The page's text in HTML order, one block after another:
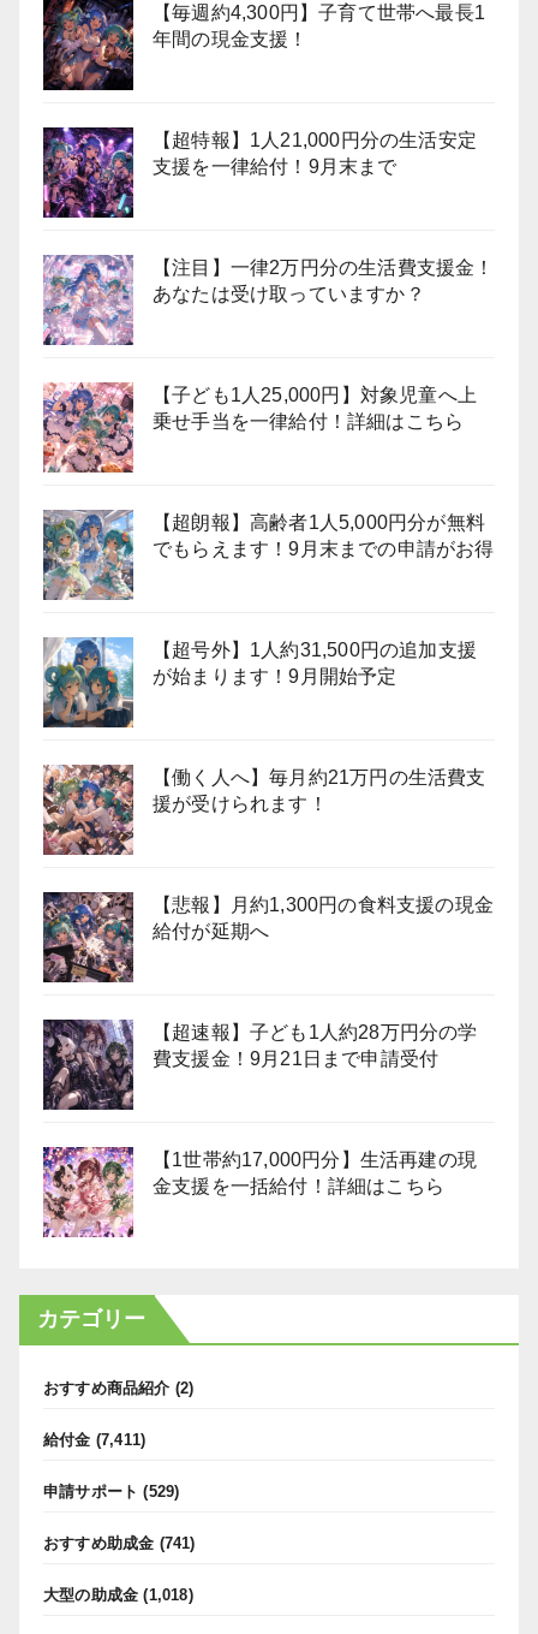
【毎週約4,300円】子育て世帯へ最長1
年間の現金支援！
【超特報】1人21,000円分の生活安定
支援を一律給付！9月末まで
【注目】一律2万円分の生活費支援金！
あなたは受け取っていますか？
【子ども1人25,000円】対象児童へ上
乗せ手当を一律給付！詳細はこちら
【超朗報】高齢者1人5,000円分が無料
でもらえます！9月末までの申請がお得
【超号外】1人約31,500円の追加支援
が始まります！9月開始予定
【働く人へ】毎月約21万円の生活費支
援が受けられます！
【悲報】月約1,300円の食料支援の現金
給付が延期へ
【超速報】子ども1人約28万円分の学
費支援金！9月21日まで申請受付
【1世帯約17,000円分】生活再建の現
金支援を一括給付！詳細はこちら
カテゴリー
おすすめ商品紹介 (2)
給付金 (7,411)
申請サポート (529)
おすすめ助成金 (741)
大型の助成金 (1,018)